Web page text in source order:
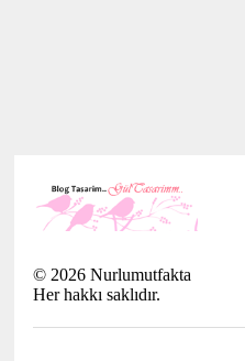
© 2026 Nurlumutfakta
Her hakkı saklıdır.